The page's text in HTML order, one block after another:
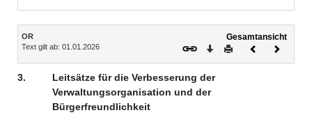
Inhalt
OR
Text gilt ab: 01.01.2026
Gesamtansicht
Download
DruckenVorheriges
3.
Leitsätze für die Verbesserung der
Verwaltungsorganisation und der
Bürgerfreundlichkeit